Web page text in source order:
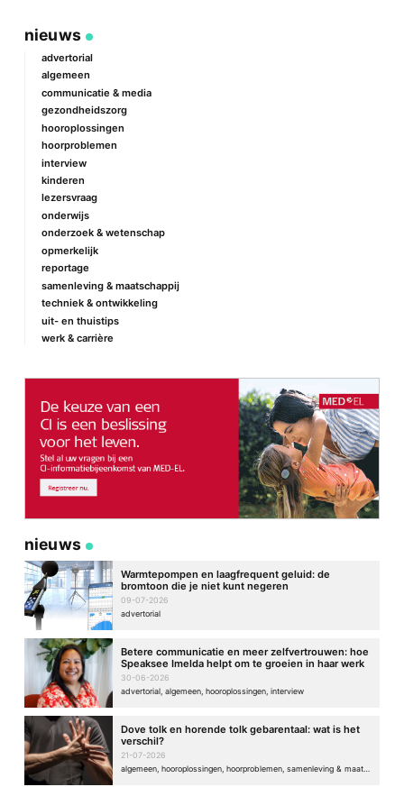
Je e-mailadres wordt niet gepubliceerd.
gemarkeerd met
*
Naam*
E-mail*
nieuws
advertorial
algemeen
communicatie & media
gezondheidszorg
hooroplossingen
hoorproblemen
interview
kinderen
lezersvraag
onderwijs
onderzoek & wetenschap
opmerkelijk
reportage
samenleving & maatschappij
techniek & ontwikkeling
uit- en thuistips
werk & carrière
nieuws
Warmtepompen en laagfrequent geluid: de
bromtoon die je niet kunt negeren
09-07-2026
advertorial
Betere communicatie en meer zelfvertrouwen: hoe
Speaksee Imelda helpt om te groeien in haar werk
30-06-2026
advertorial, algemeen, hooroplossingen, interview
Dove tolk en horende tolk gebarentaal: wat is het
verschil?
21-07-2026